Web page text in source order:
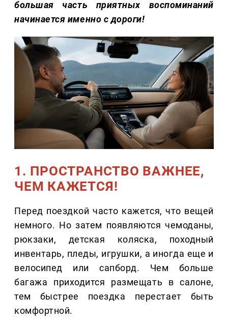
большая часть приятных воспоминаний
начинается именно с дороги!
1. ПРОСТРАНСТВО ВАЖНЕЕ,
ЧЕМ КАЖЕТСЯ!
Перед поездкой часто кажется, что вещей
немного. Но затем появляются чемоданы,
рюкзаки, детская коляска, походный
инвентарь, пледы, игрушки, а иногда еще и
велосипед или сапборд. Чем больше
багажа приходится размещать в салоне,
тем быстрее поездка перестает быть
комфортной.